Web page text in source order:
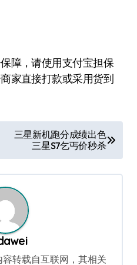
障，请使用支付宝担保
家直接打款或采用货到
三星新机跑分成绩出色
三星S7乞丐价秒杀
容转载自互联网，其相关